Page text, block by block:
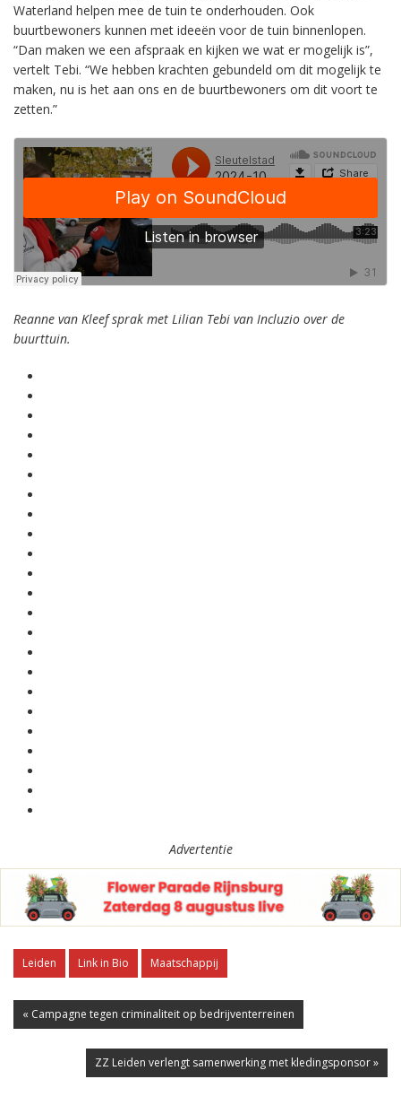
Waterland helpen mee de tuin te onderhouden. Ook
buurtbewoners kunnen met ideeën voor de tuin binnenlopen.
“Dan maken we een afspraak en kijken we wat er mogelijk is”,
vertelt Tebi. “We hebben krachten gebundeld om dit mogelijk te
maken, nu is het aan ons en de buurtbewoners om dit voort te
zetten.”
Reanne van Kleef sprak met Lilian Tebi van Incluzio over de
buurttuin.
Advertentie
Leiden Link in Bio Maatschappij
« Campagne tegen criminaliteit op bedrijventerreinen
ZZ Leiden verlengt samenwerking met kledingsponsor »